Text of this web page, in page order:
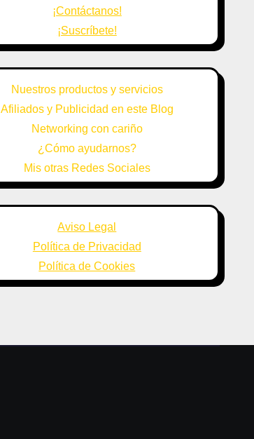
¡Contáctanos!
¡Suscríbete!
Nuestros productos y servicios
Afiliados y Publicidad en este Blog
Networking con cariño
¿Cómo ayudarnos?
Mis otras Redes Sociales
Aviso Legal
Política de Privacidad
Política de Cookies